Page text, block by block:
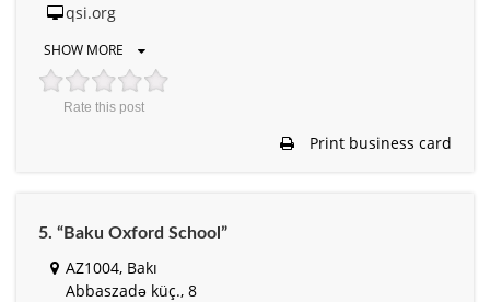
qsi.org
SHOW MORE
Rate this post
Print business card
5. “Baku Oxford School”
AZ1004, Bakı
Abbaszadə küç., 8